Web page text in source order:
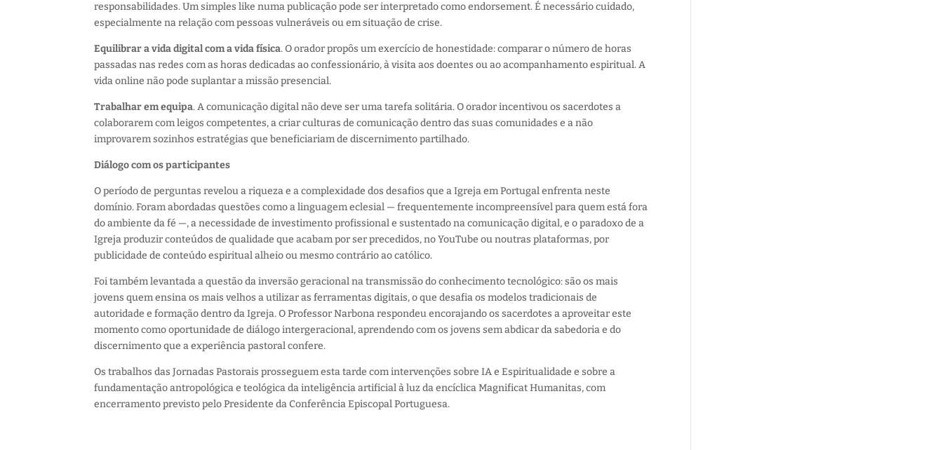
responsabilidades. Um simples like numa publicação pode ser interpretado como endorsement. É necessário cuidado,
especialmente na relação com pessoas vulneráveis ou em situação de crise.
Equilibrar a vida digital com a vida física. O orador propôs um exercício de honestidade: comparar o número de horas
passadas nas redes com as horas dedicadas ao confessionário, à visita aos doentes ou ao acompanhamento espiritual. A
vida online não pode suplantar a missão presencial.
Trabalhar em equipa. A comunicação digital não deve ser uma tarefa solitária. O orador incentivou os sacerdotes a
colaborarem com leigos competentes, a criar culturas de comunicação dentro das suas comunidades e a não
improvarem sozinhos estratégias que beneficiariam de discernimento partilhado.
Diálogo com os participantes
O período de perguntas revelou a riqueza e a complexidade dos desafios que a Igreja em Portugal enfrenta neste
domínio. Foram abordadas questões como a linguagem eclesial — frequentemente incompreensível para quem está fora
do ambiente da fé —, a necessidade de investimento profissional e sustentado na comunicação digital, e o paradoxo de a
Igreja produzir conteúdos de qualidade que acabam por ser precedidos, no YouTube ou noutras plataformas, por
publicidade de conteúdo espiritual alheio ou mesmo contrário ao católico.
Foi também levantada a questão da inversão geracional na transmissão do conhecimento tecnológico: são os mais
jovens quem ensina os mais velhos a utilizar as ferramentas digitais, o que desafia os modelos tradicionais de
autoridade e formação dentro da Igreja. O Professor Narbona respondeu encorajando os sacerdotes a aproveitar este
momento como oportunidade de diálogo intergeracional, aprendendo com os jovens sem abdicar da sabedoria e do
discernimento que a experiência pastoral confere.
Os trabalhos das Jornadas Pastorais prosseguem esta tarde com intervenções sobre IA e Espiritualidade e sobre a
fundamentação antropológica e teológica da inteligência artificial à luz da encíclica Magnificat Humanitas, com
encerramento previsto pelo Presidente da Conferência Episcopal Portuguesa.